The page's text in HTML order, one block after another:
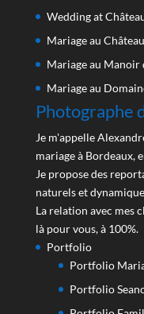
Wedding at
Mariage au
Mariage au Manoir
Mariage au
Photographe
Je m'appelle
mariage à Bordeaux,
Je propose des
naturels et
La relation avec mes
là pour vous, à 100%.
Portfolio
Portfolio
Portfolio